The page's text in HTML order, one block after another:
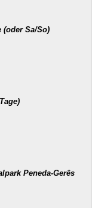
(oder Sa/So)
Peneda-Gerês